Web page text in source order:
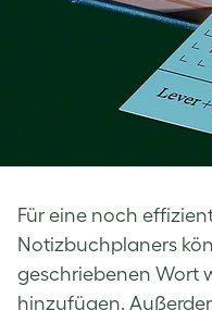
Für eine noch
Notizbuchplaners
geschriebenen Wort
hinzufügen.